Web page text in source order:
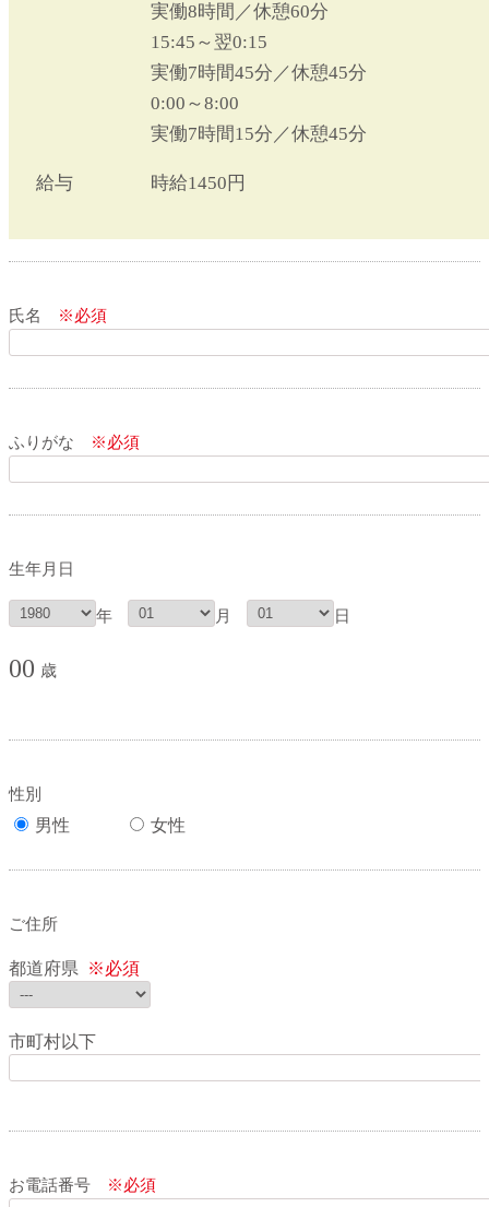
実働8時間／休憩60分
15:45～翌0:15
実働7時間45分／休憩45分
0:00～8:00
実働7時間15分／休憩45分
給与 時給1450円
氏名 ※必須
ふりがな ※必須
生年月日
年 月 日
00 歳
性別
男性 女性
ご住所
都道府県 ※必須
市町村以下
お電話番号 ※必須